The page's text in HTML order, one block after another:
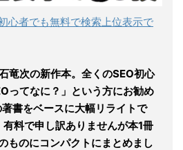
心者でも無料で検索上位表示で
竜次の新作本。全くのSEO初心
ってなに？」という方にお勧め
書をベースに大幅リライトで
料で申し訳ありませんが本1冊
ものにコンパクトにまとめまし